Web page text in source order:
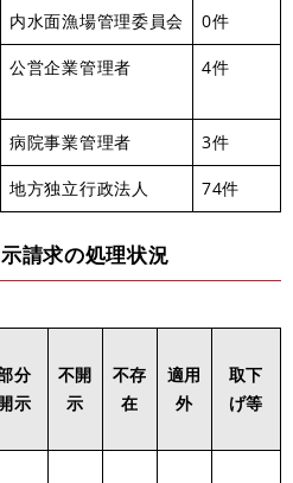
内水面漁場管理委員会 0件
公営企業管理者 4件
病院事業管理者 3件
地方独立行政法人 74件
請求の処理状況
分
示
不開
示
不存
在
適用
外
取下
げ等